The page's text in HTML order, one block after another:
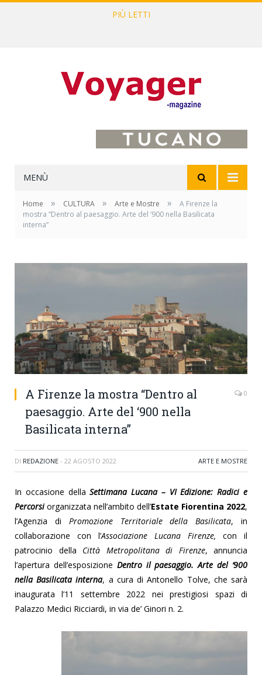
PIÙ LETTI
MENÙ
Home » CULTURA » Arte e Mostre »
A Firenze la
mostra “Dentro al paesaggio. Arte del ‘900 nella Basilicata
interna”
A Firenze la mostra “Dentro al
paesaggio. Arte del ‘900 nella
Basilicata interna”
0
DI REDAZIONE - 22 AGOSTO 2022 ARTE E MOSTRE
In occasione dellaSettimana Lucana – VI Edizione: Radici e
Percorsi organizzata nell’ambito dell’Estate Fiorentina 2022,
l’Agenzia di Promozione Territoriale della Basilicata, in
collaborazione con l’Associazione Lucana Firenze, con il
patrocinio della Città Metropolitana di Firenze, annuncia
l’apertura dell’esposizione Dentro il paesaggio. Arte del ‘900
nella Basilicata interna, a cura di Antonello Tolve, che sarà
inaugurata l’11 settembre 2022 nei prestigiosi spazi di
Palazzo Medici Ricciardi, in via de’ Ginori n. 2.